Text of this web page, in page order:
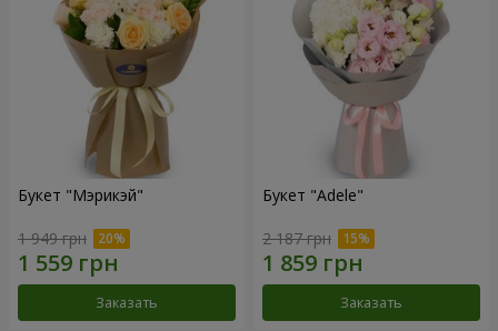
Букет "Мэрикэй"
1 949 грн
Заказать
Букет "Adele"
2 187 грн
Заказать